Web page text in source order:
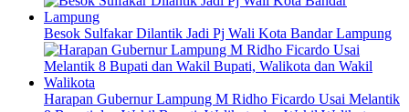
Besok Sulfakar Dilantik Jadi Pj Wali Kota Bandar Lampung
Harapan Gubernur Lampung M Ridho Ficardo Usai Melantik